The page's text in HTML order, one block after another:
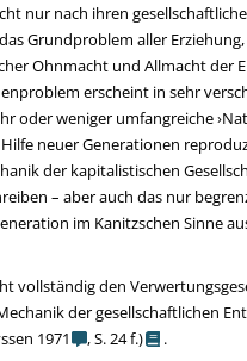
nur nach ihren
Grundproblem aller Erziehung,
Ohnmacht und Allmacht der
erscheint in sehr
oder weniger umfangreiche›
neuer Generationen
der kapitalistischen
– aber auch das nur
im Kanitzschen Sinne
vollständig den
der gesellschaftlichen
1971 ,S. 24 f.) .